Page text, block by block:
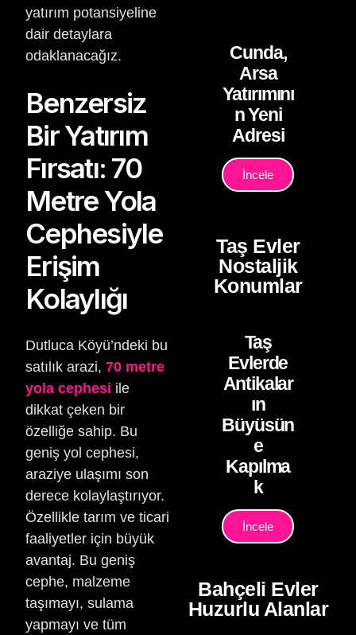
yatırım potansiyeline
dair detaylara
odaklanacağız.
Benzersiz
Bir Yatırım
Fırsatı: 70
Metre Yola
Cephesiyle
Erişim
Kolaylığı
Dutluca Köyü’ndeki bu
satılık arazi,70 metre
yola cephesi ile
dikkat çeken bir
özelliğe sahip. Bu
geniş yol cephesi,
araziye ulaşımı son
derece kolaylaştırıyor.
Özellikle tarım ve ticari
faaliyetler için büyük
avantaj. Bu geniş
cephe, malzeme
taşımayı, sulama
yapmayı ve tüm
Cunda,
Arsa
Yatırımını
n Yeni
Adresi
İncele
Taş Evler
Nostaljik
Konumlar
Taş
Evlerde
Antikalar
ın
Büyüsün
e
Kapılma
k
İncele
Bahçeli Evler
Huzurlu Alanlar